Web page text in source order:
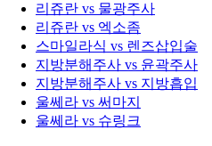
리쥬란 vs 물광주사
리쥬란 vs 엑소좀
스마일라식 vs 렌즈삽입술
지방분해주사 vs 윤곽주사
지방분해주사 vs 지방흡입
울쎄라 vs 써마지
울쎄라 vs 슈링크